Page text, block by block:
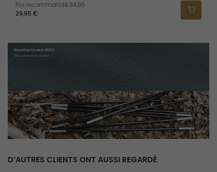
Prix recommandé34,95
29,95 €
D’AUTRES CLIENTS ONT AUSSI REGARDÉ